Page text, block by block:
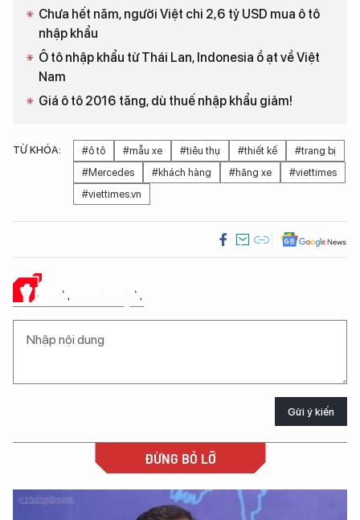
Chưa hết năm, người Việt chi 2,6 tỷ USD mua ô tô
nhập khẩu
Ô tô nhập khẩu từ Thái Lan, Indonesia ồ ạt về Việt
Nam
Giá ô tô 2016 tăng, dù thuế nhập khẩu giảm!
TỪ KHÓA: #ô tô #mẫu xe #tiêu thụ #thiết kế
#trang bị
#Mercedes
#khách hàng #hãng xe
#viettimes
#viettimes.vn
Ý KIẾN CỦA BẠN
Gửi ý kiến
ĐỪNG BỎ LỠ